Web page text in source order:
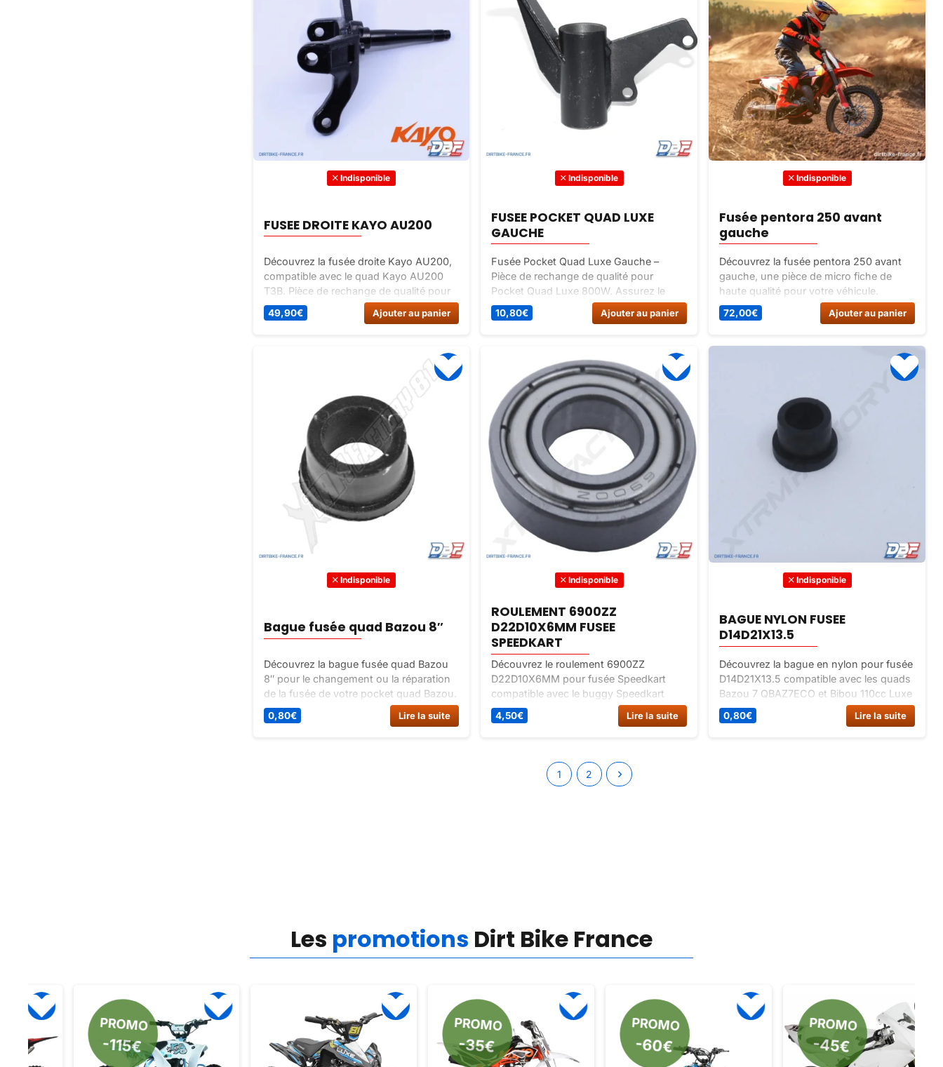
Indisponible
FUSEE DROITE KAYO AU200
Découvrez la fusée droite Kayo AU200,
compatible avec le quad Kayo AU200
T3B. Pièce de rechange de qualité pour
assurer la stabilité de votre quad.
Commandez dès maintenant sur Dirt
49,90€ Ajouter au panier
Indisponible
FUSEE POCKET QUAD LUXE
GAUCHE
Fusée Pocket Quad Luxe Gauche –
Pièce de rechange de qualité pour
Pocket Quad Luxe 800W. Assurez le
bon fonctionnement de votre quad avec
cette fusée durable et performante.
10,80€ Ajouter au panier
Indisponible
Fusée pentora 250 avant
gauche
Découvrez la fusée pentora 250 avant
gauche, une pièce de micro fiche de
haute qualité pour votre véhicule.
Commandez dès maintenant sur Dirt
Bike France pour une performance
72,00€ Ajouter au panier
Indisponible
Bague fusée quad Bazou 8″
Découvrez la bague fusée quad Bazou
8″ pour le changement ou la réparation
de la fusée de votre pocket quad Bazou.
Pièce de rechange de qualité à petit prix
sur Dirt Bike France.
0,80€ Lire la suite
Indisponible
ROULEMENT 6900ZZ
D22D10X6MM FUSEE
SPEEDKART
Découvrez le roulement 6900ZZ
D22D10X6MM pour fusée Speedkart
compatible avec le buggy Speedkart
100CC. Assurez une rotation fluide et
silencieuse de la fusée pour améliorer la
4,50€ Lire la suite
Indisponible
BAGUE NYLON FUSEE
D14D21X13.5
Découvrez la bague en nylon pour fusée
D14D21X13.5 compatible avec les quads
Bazou 7 QBAZ7ECO et Bibou 110cc Luxe
Blanc. Pièce de rechange de qualité pour
une direction fluide et précise.
0,80€ Lire la suite
1 2
Les promotions Dirt Bike France
PROMO
-115€
PROMO
-35€
PROMO
-60€
PROMO
-45€